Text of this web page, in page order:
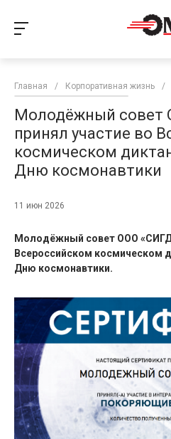
Главная / Корпоративная жизнь /
Молодёжный совет
принял участие во
космическом
Дню космонавтики
11 июн 2026
Молодёжный совет ООО
Всероссийском космическом
Дню космонавтики.